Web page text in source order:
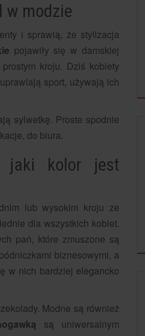
w modzie
i sprawią, że stylizacja
pojawiły się w damskiej
kroju. Dziś kobiety
sport, używają ich
sylwetkę. Proste spodnie
do biura.
jaki kolor jest
lub wysokim kroju ze
dla wszystkich kobiet.
pań, które zmuszone są
biznesowymi, a
w nich bardziej elegancko
Modne są również
są uniwersalnym